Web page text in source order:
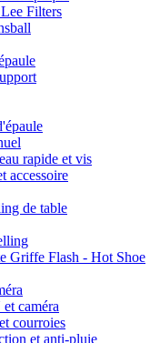
Filters
rapide et vis
accessoire
de table
Griffe Flash - Hot Shoe
caméra
courroies
et anti-pluie